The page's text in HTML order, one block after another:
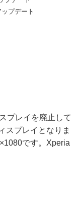
プデート
プレイを廃止して
スプレイとなりま
です。Xperia